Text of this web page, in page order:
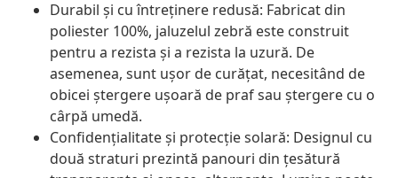
Durabil și cu întreținere redusă: Fabricat din
poliester 100%, jaluzelul zebră este construit
pentru a rezista și a rezista la uzură. De
asemenea, sunt ușor de curățat, necesitând de
obicei ștergere ușoară de praf sau ștergere cu o
cârpă umedă.
Confidențialitate și protecție solară: Designul cu
două straturi prezintă panouri din țesătură